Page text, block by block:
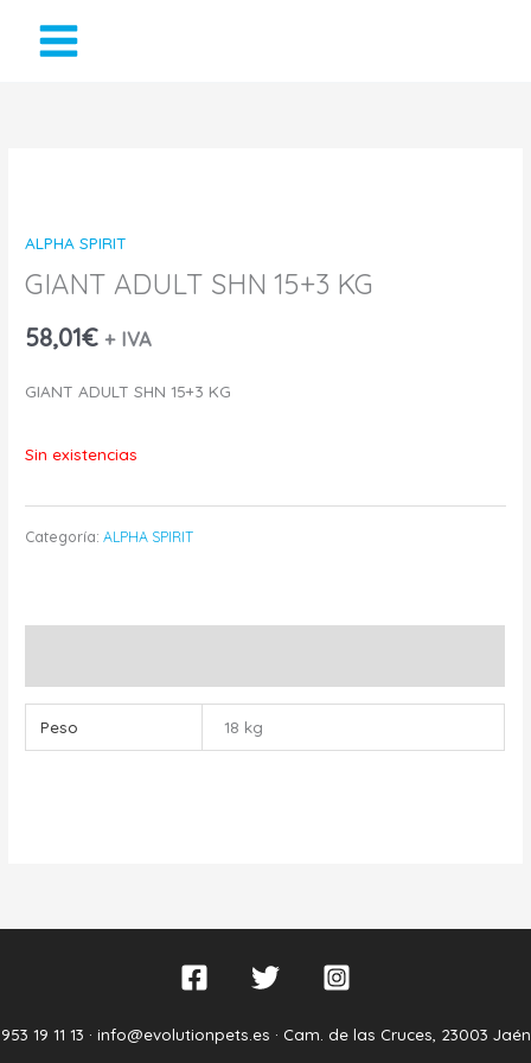
ALPHA SPIRIT
GIANT ADULT SHN 15+3 KG
58,01€ + IVA
GIANT ADULT SHN 15+3 KG
Sin existencias
Categoría:ALPHA SPIRIT
Peso 18 kg
953 19 11 13 · info@evolutionpets.es · Cam. de las Cruces, 23003 Jaén